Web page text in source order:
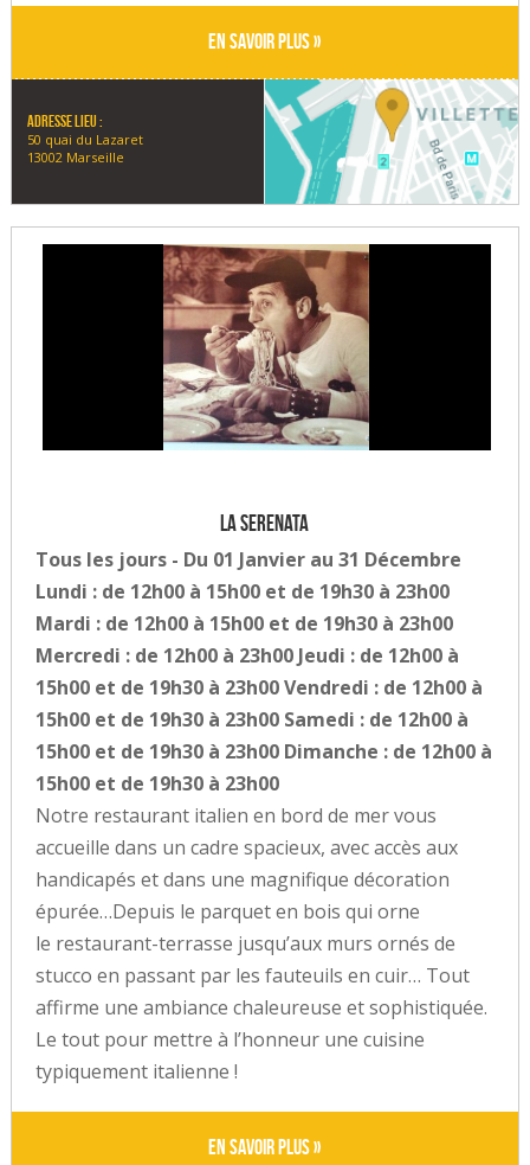
En savoir plus »
Adresse lieu :
50 quai du Lazaret
13002 Marseille
La Serenata
Tous les jours - Du 01 Janvier au 31 Décembre
Lundi : de 12h00 à 15h00 et de 19h30 à 23h00
Mardi : de 12h00 à 15h00 et de 19h30 à 23h00
Mercredi : de 12h00 à 23h00 Jeudi : de 12h00 à
15h00 et de 19h30 à 23h00 Vendredi : de 12h00 à
15h00 et de 19h30 à 23h00 Samedi : de 12h00 à
15h00 et de 19h30 à 23h00 Dimanche : de 12h00 à
15h00 et de 19h30 à 23h00
Notre restaurant italien en bord de mer vous
accueille dans un cadre spacieux, avec accès aux
handicapés et dans une magnifique décoration
épurée…Depuis le parquet en bois qui orne
le restaurant-terrasse jusqu’aux murs ornés de
stucco en passant par les fauteuils en cuir… Tout
affirme une ambiance chaleureuse et sophistiquée.
Le tout pour mettre à l’honneur une cuisine
typiquement italienne !
En savoir plus »